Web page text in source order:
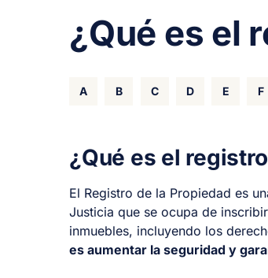
¿Qué es el
A B C D E F
¿Qué es el
El Registro de la Propiedad es
Justicia que se ocupa de
inmuebles, incluyendo los
es aumentar la seguridad y